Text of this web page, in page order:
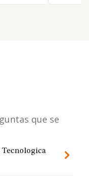
que se
Tecnologica